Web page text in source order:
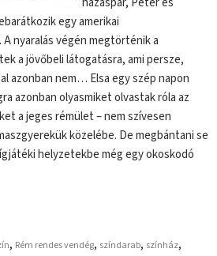
egy amerikai
A nyaralás végén megtörténik a
a jövőbeli látogatásra, ami persze,
azonban nem… Elsa egy szép napon
azonban olyasmiket olvastak róla az
a jeges rémület – nem szívesen
közelébe. De megbántani se
helyzetekbe még egy okoskodó
, Rém rendes vendég, színdarab, színház,